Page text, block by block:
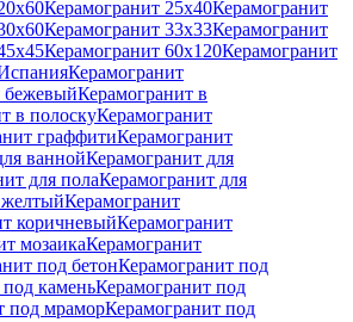
Керамогранит 25x40Керамогранит
Керамогранит 33x33Керамогранит
Керамогранит 60x120Керамогранит
Керамогранит
бежевыйКерамогранит в
в полоскуКерамогранит
граффитиКерамогранит
ваннойКерамогранит для
для полаКерамогранит для
Керамогранит
коричневыйКерамогранит
мозаикаКерамогранит
под бетонКерамогранит под
каменьКерамогранит под
под мраморКерамогранит под